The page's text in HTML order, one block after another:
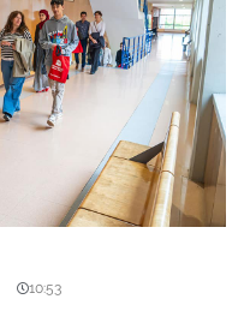
10:53